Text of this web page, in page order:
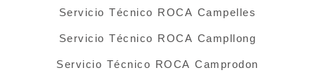
Servicio Técnico ROCA Campelles
Servicio Técnico ROCA Campllong
Servicio Técnico ROCA Camprodon